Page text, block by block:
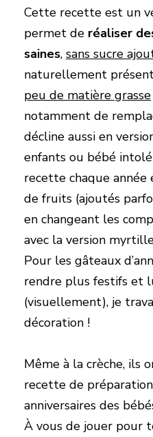
Cette recette est un
permet de réaliser
saines, sans sucre
naturellement
peu de matière grasse
notamment de
décline aussi en
enfants ou bébé
recette chaque
de fruits (ajoutés
en changeant les
avec la version
Pour les gâteaux
rendre plus festifs et
(visuellement), je
décoration !
Même à la crèche, ils
recette de
anniversaires des
À vous de jouer pour